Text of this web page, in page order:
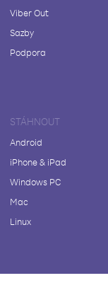
Viber Out
Sazby
Podpora
STÁHNOUT
Android
iPhone & iPad
Windows PC
Mac
Linux